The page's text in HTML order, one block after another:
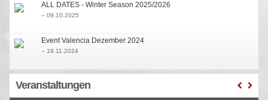
ALL DATES - Winter Season 2025/2026
-- 09.10.2025
Event Valencia Dezember 2024
-- 19.11.2024
Einschreibungen IBPM und BMW RR Cup
-- 28.09.2024
Veranstaltungen